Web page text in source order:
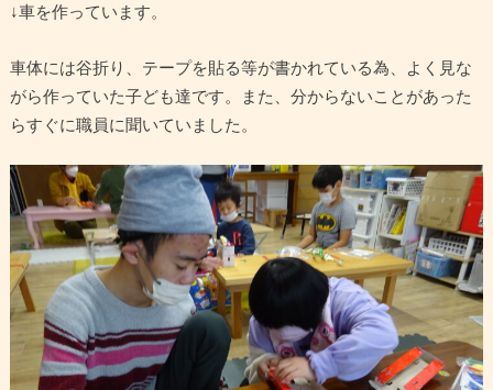
↓車を作っています。
車体には谷折り、テープを貼る等が書かれている為、よく見な
がら作っていた子ども達です。また、分からないことがあった
らすぐに職員に聞いていました。